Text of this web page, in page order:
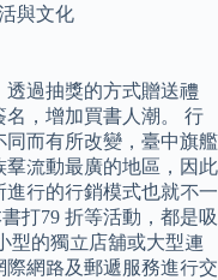
與文化
過抽獎的方式贈送禮
，增加買書人潮。 行
而有所改變，臺中旗艦
羣流動最廣的地區，因此
行的行銷模式也就不一
打79 折等活動，都是吸
型的獨立店舖或大型連
網路及郵遞服務進行交